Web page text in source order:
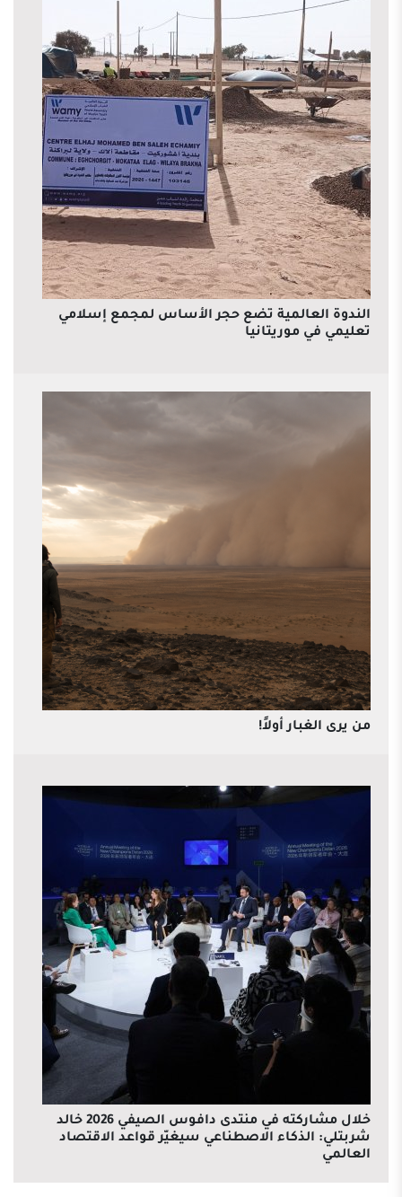
الندوة العالمية تضع حجر الأساس لمجمع إسلامي
تعليمي في موريتانيا
من يرى الغبار أولاً!
خلال مشاركته في منتدى دافوس الصيفي 2026 خالد
شربتلي: الذكاء الاصطناعي سيغيّر قواعد الاقتصاد
العالمي